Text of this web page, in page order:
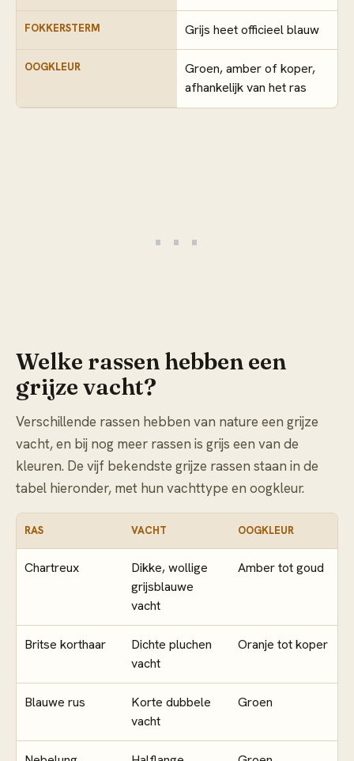
FOKKERSTERM Grijs heet officieel blauw
OOGKLEUR
Groen, amber of koper,
afhankelijk van het ras
Welke rassen hebben een
grijze vacht?
Verschillende rassen hebben van nature een grijze
vacht, en bij nog meer rassen is grijs een van de
kleuren. De vijf bekendste grijze rassen staan in de
tabel hieronder, met hun vachttype en oogkleur.
RAS VACHT OOGKLEUR
Chartreux
Dikke, wollige
grijsblauwe
vacht
Amber tot goud
Britse korthaar
Dichte pluchen
vacht
Oranje tot koper
Blauwe rus
Korte dubbele
vacht
Groen